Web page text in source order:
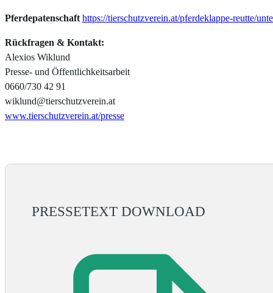
Pferdepatenschaft https://tierschutzverein.at/pferdeklappe-reutte/
Rückfragen & Kontakt:
Alexios Wiklund
Presse- und Öffentlichkeitsarbeit
0660/730 42 91
wiklund@tierschutzverein.at
www.tierschutzverein.at/presse
PRESSETEXT DOWNLOAD